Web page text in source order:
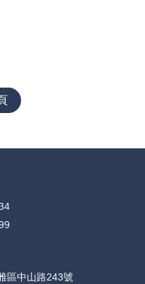
區中山路243號